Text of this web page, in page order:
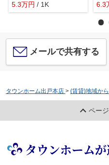
5.3万円 / 1K
6.3
メールで共有する
タウンホーム出戸本店 > (賃貸)地域か
ペー
タウンホーム